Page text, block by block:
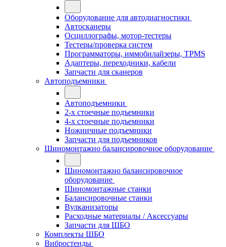
Оборудование для автодиагностики
Автосканеры
Осциллографы, мотор-тестеры
Тестеры/проверка систем
Программаторы, иммобилайзеры, TPMS
Адаптеры, переходники, кабели
Запчасти для сканеров
Автоподъемники
Автоподъемники
2-х стоечные подъемники
4-х стоечные подъемники
Ножничные подъемники
Запчасти для подъемников
Шиномонтажно балансировочное оборудование
Шиномонтажно балансировочное
оборудование
Шиномонтажные станки
Балансировочные станки
Вулканизаторы
Расходные материалы / Аксессуары
Запчасти для ШБО
Комплекты ШБО
Вибростенды